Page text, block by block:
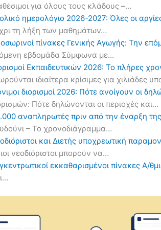
για όλους τους κλάδους –…
ημερολόγιο 2026-2027: Όλες οι
τη λήξη των μαθημάτων…
πίνακες Γενικής Αγωγής: Την
εβδομάδα Σύμφωνα με…
Εκπαιδευτικών 2026: Το πλήρες
ιδιαίτερα κρίσιμες για χιλιάδες
διορισμοί 2026: Πότε ανοίγουν οι
Πότε δηλώνονται οι περιοχές και…
αναπληρωτές πριν από την έναρξη
– Το χρονοδιάγραμμα…
και Διετής υποχρεωτική
νεοδιόριστοι μπορούν να…
εκκαθαρισμένοι πίνακες Α/